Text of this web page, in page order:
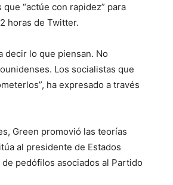
“actúe con rapidez” para
horas de Twitter.
decir lo que piensan. No
Los socialistas que
ha expresado a través
Green promovió las teorías
al presidente de Estados
pedófilos asociados al Partido